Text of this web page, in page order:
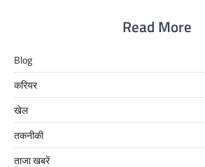
Read More
Blog
करियर
खेल
तकनीकी
ताजा खबरें